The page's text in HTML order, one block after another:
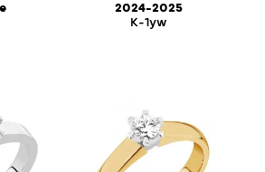
2024-2025
K-1yw